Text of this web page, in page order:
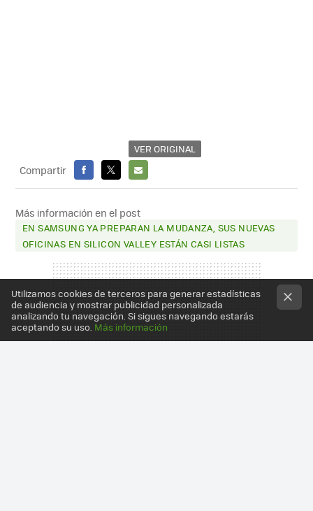
VER ORIGINAL
Compartir
FACEBOOK
X
E-
MAIL
Más información en el post
EN SAMSUNG YA PREPARAN LA MUDANZA, SUS NUEVAS
OFICINAS EN SILICON VALLEY ESTÁN CASI LISTAS
Utilizamos cookies de terceros para generar estadísticas
de audiencia y mostrar publicidad personalizada
analizando tu navegación. Si sigues navegando estarás
aceptando su uso. Más información